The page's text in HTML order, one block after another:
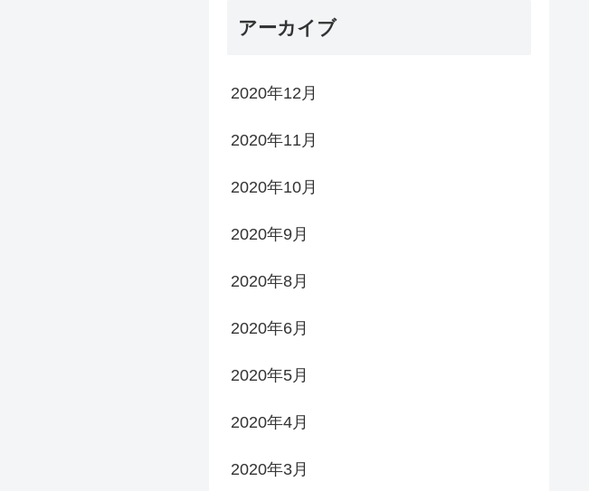
アーカイブ
2020年12月
2020年11月
2020年10月
2020年9月
2020年8月
2020年6月
2020年5月
2020年4月
2020年3月